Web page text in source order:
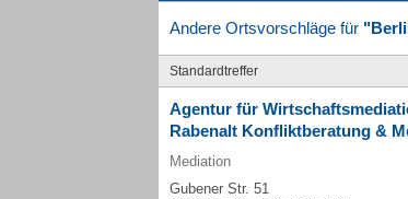
Andere Ortsvorschläge für
Standardtreffer
Agentur für
Rabenalt Konfliktberatung &
Mediation
Gubener Str. 51